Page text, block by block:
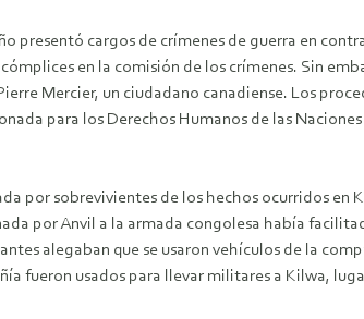
presentó cargos de crímenes de guerra en
en la comisión de los crímenes. Sin
Mercier, un ciudadano canadiense. Los
para los Derechos Humanos de las
por sobrevivientes de los hechos ocurridos
por Anvil a la armada congolesa había
alegaban que se usaron vehículos de la
fueron usados para llevar militares a Kilwa,